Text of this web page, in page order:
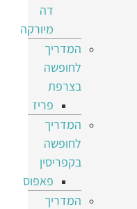
דה
מיורקה
המדריך
לחופשה
בצרפת
פריז
המדריך
לחופשה
בקפריסין
פאפוס
המדריך